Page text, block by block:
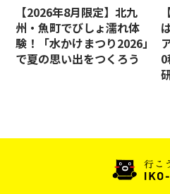
【2026年8月限定】北九
州・魚町でびしょ濡れ体
験！「水かけまつり2026」
で夏の思い出をつくろう